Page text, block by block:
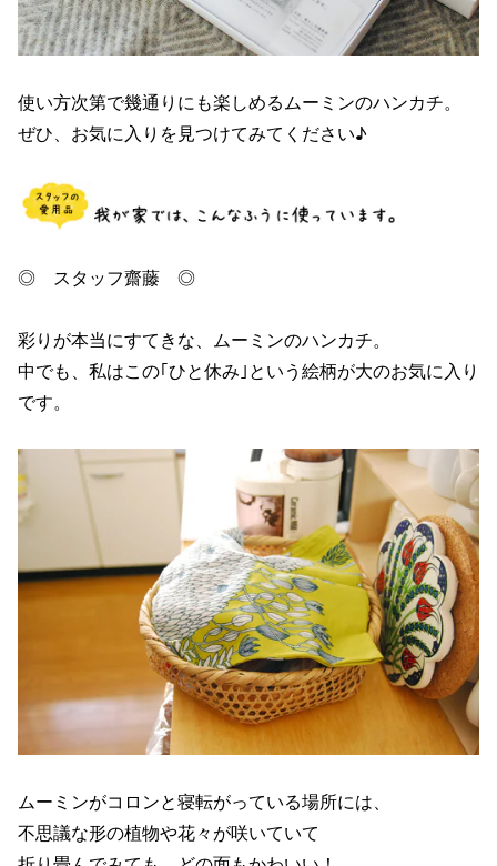
使い方次第で幾通りにも楽しめるムーミンのハンカチ。
ぜひ、お気に入りを見つけてみてください♪
◎ スタッフ齋藤 ◎
彩りが本当にすてきな、ムーミンのハンカチ。
中でも、私はこの｢ひと休み｣という絵柄が大のお気に入り
です。
ムーミンがコロンと寝転がっている場所には、
不思議な形の植物や花々が咲いていて